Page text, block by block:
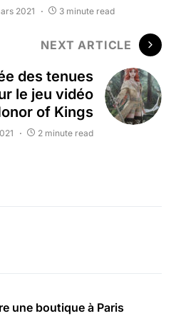
2021 3 minute read
NEXT ARTICLE
des tenues
le jeu vidéo
of Kings
2 minute read
une boutique à Paris